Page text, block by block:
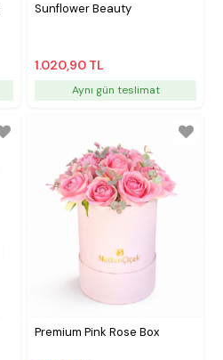
Sunflower Beauty
1.020,90 TL
Aynı gün teslimat
Premium Pink Rose Box